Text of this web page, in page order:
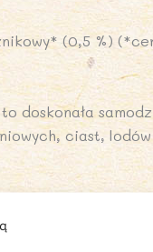
(0,5 %)
to doskonała
ciast,
bądź ich